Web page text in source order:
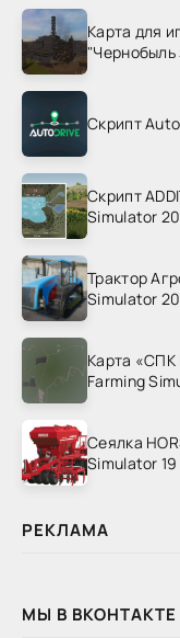
Карта для
"Чернобыль
Скрипт
Скрипт
Simulator
Трактор
Simulator
Карта «СПК
Farming
Сеялка
Simulator 19
РЕКЛАМА
МЫ В ВКОНТАКТЕ